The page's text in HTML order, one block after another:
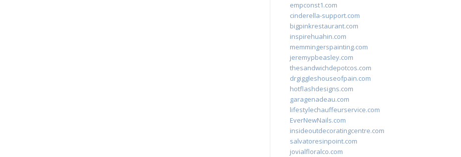
empconst1.com
cinderella-support.com
bigpinkrestaurant.com
inspirehuahin.com
memmingerspainting.com
jeremypbeasley.com
thesandwichdepotcos.com
drgiggleshouseofpain.com
hotflashdesigns.com
garagenadeau.com
lifestylechauffeurservice.com
EverNewNails.com
insideoutdecoratingcentre.com
salvatoresinpoint.com
jovialfloralco.com